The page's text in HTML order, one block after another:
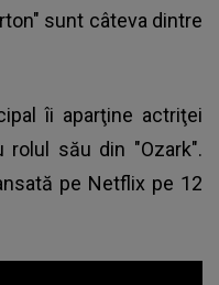
sunt câteva dintre
îi aparţine actriţei
rolul său din "Ozark".
pe Netflix pe 12